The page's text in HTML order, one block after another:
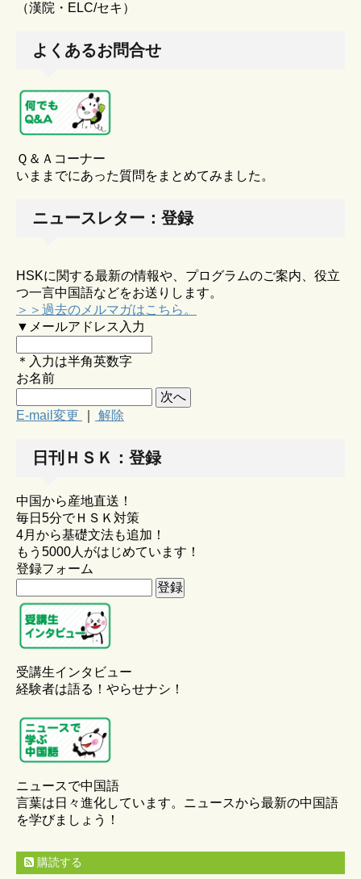
（漢院・ELC/セキ）
よくあるお問合せ
Ｑ＆Ａコーナー
いままでにあった質問をまとめてみました。
ニュースレター：登録
HSKに関する最新の情報や、プログラムのご案内、役立
つ一言中国語などをお送りします。
＞＞過去のメルマガはこちら。
▼メールアドレス入力
＊入力は半角英数字
お名前
E-mail変更 解除
日刊ＨＳＫ：登録
中国から産地直送！
毎日5分でＨＳＫ対策
4月から基礎文法も追加！
もう5000人がはじめています！
登録フォーム
受講生インタビュー
経験者は語る！やらせナシ！
ニュースで中国語
言葉は日々進化しています。ニュースから最新の中国語
を学びましょう！
購読する